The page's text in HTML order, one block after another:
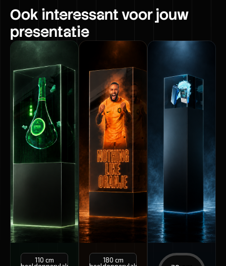
Ook interessant voor jouw
presentatie
110 cm 180 cm